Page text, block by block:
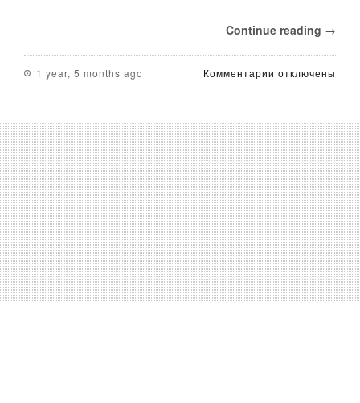
Continue reading →
1 year, 5 months ago Комментарии к
для
планшета:
какая
это
площадка
и
как
его
отключены